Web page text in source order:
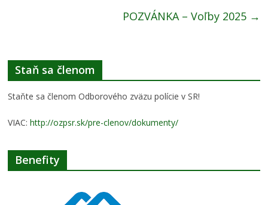
POZVÁNKA – Voľby 2025 →
Staň sa členom
Staňte sa členom Odborového zväzu polície v SR!
VIAC:http://ozpsr.sk/pre-clenov/dokumenty/
Benefity